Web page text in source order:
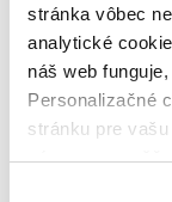
stránka vôbec
analytické
náš web
Personalizačné
stránku pre
nám zas
Zoradiť
Bestsellery